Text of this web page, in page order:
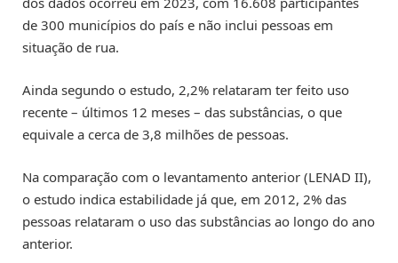
de 300 municípios do país e não inclui pessoas em
situação de rua.
Ainda segundo o estudo, 2,2% relataram ter feito uso
recente – últimos 12 meses – das substâncias, o que
equivale a cerca de 3,8 milhões de pessoas.
Na comparação com o levantamento anterior (LENAD II),
o estudo indica estabilidade já que, em 2012, 2% das
pessoas relataram o uso das substâncias ao longo do ano
anterior.